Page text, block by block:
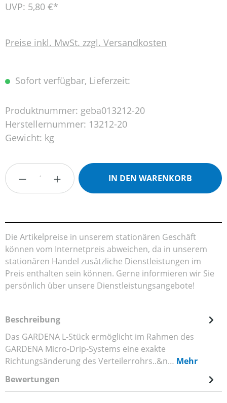
UVP: 5,80 €*
Preise inkl. MwSt. zzgl. Versandkosten
Sofort verfügbar, Lieferzeit:
Produktnummer: geba013212-20
Herstellernummer: 13212-20
Gewicht: kg
Produkt Anzahl: Gib den gewünschten
IN DEN WARENKORB
Die Artikelpreise in unserem stationären Geschäft
können vom Internetpreis abweichen, da in unserem
stationären Handel zusätzliche Dienstleistungen im
Preis enthalten sein können. Gerne informieren wir Sie
persönlich über unsere Dienstleistungsangebote!
Beschreibung
Das GARDENA L-Stück ermöglicht im Rahmen des
GARDENA Micro-Drip-Systems eine exakte
Richtungsänderung des Verteilerrohrs..&n… Mehr
Bewertungen